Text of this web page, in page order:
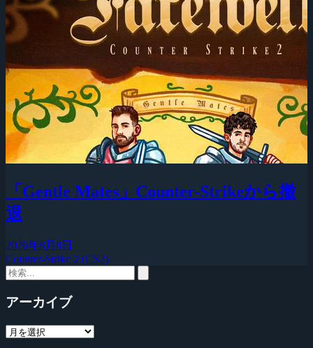
「Gentle Mates」Counter-Strikeから撤
退
2026年8月8日
Counter-Strike 2 (CS2)
アーカイブ